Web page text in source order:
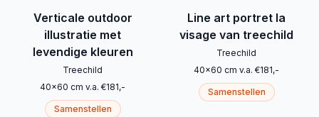
Verticale outdoor
illustratie met
levendige kleuren
Treechild
40x60 cm v.a. €181,-
Samenstellen
Line art portret la
visage van treechild
Treechild
40x60 cm v.a. €181,-
Samenstellen